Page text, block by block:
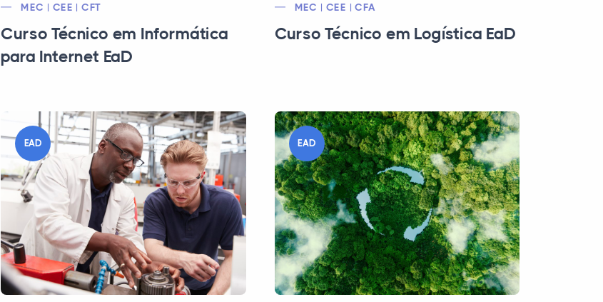
MEC | CEE | CFT
Curso Técnico em Informática
para Internet EaD
MEC | CEE | CFA
Curso Técnico em Logística EaD
EAD EAD